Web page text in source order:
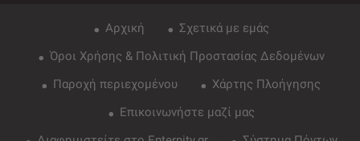
Αρχική
Σχετικά με εμάς
Όροι Χρήσης & Πολιτική Προστασίας Δεδομένων
Παροχή περιεχομένου
Χάρτης Πλοήγησης
Επικοινωνήστε μαζί μας